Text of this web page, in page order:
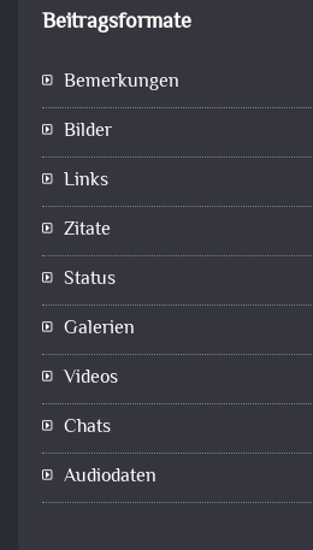
Beitragsformate
Bemerkungen
Bilder
Links
Zitate
Status
Galerien
Videos
Chats
Audiodaten